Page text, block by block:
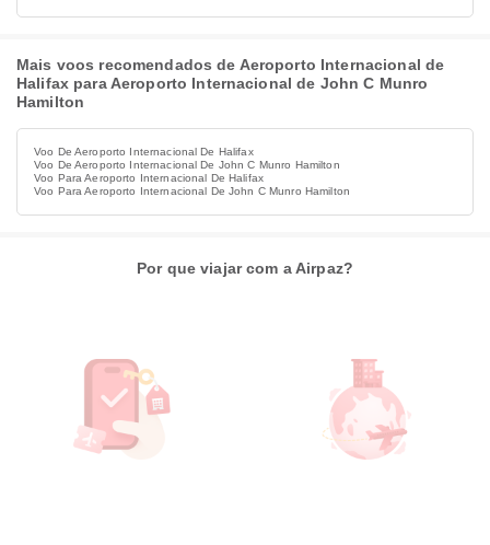
Mais voos recomendados de Aeroporto Internacional de
Halifax para Aeroporto Internacional de John C Munro
Hamilton
Voo De Aeroporto Internacional De Halifax
Voo De Aeroporto Internacional De John C Munro Hamilton
Voo Para Aeroporto Internacional De Halifax
Voo Para Aeroporto Internacional De John C Munro Hamilton
Por que viajar com a Airpaz?